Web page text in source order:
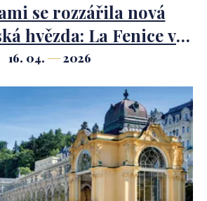
se rozzářila nová
hvězda: La Fenice v
Lech získala bájné
ocenění.
16. 04. 2026